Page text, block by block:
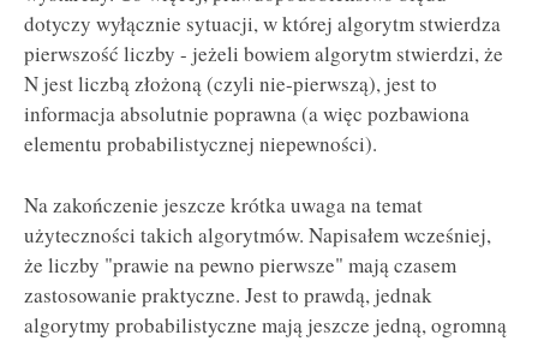
dotyczy wyłącznie sytuacji, w której algorytm stwierdza
pierwszość liczby - jeżeli bowiem algorytm stwierdzi, że
N jest liczbą złożoną (czyli nie-pierwszą), jest to
informacja absolutnie poprawna (a więc pozbawiona
elementu probabilistycznej niepewności).
Na zakończenie jeszcze krótka uwaga na temat
użyteczności takich algorytmów. Napisałem wcześniej,
że liczby "prawie na pewno pierwsze" mają czasem
zastosowanie praktyczne. Jest to prawdą, jednak
algorytmy probabilistyczne mają jeszcze jedną, ogromną